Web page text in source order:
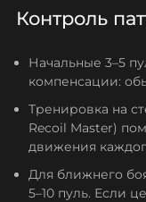
Контроль
Начальные 3–5
компенсации:
Тренировка на
Recoil Master)
движения
Для ближнего
5–10 пуль. Если